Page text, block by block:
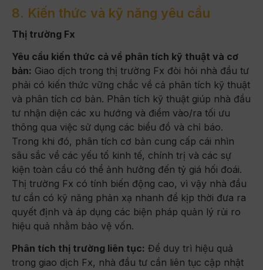
8. Kiến thức và kỹ năng yêu cầu
Thị trường Fx
Yêu cầu kiến thức cả về phân tích kỹ thuật và cơ
bản: Giao dịch trong thị trường Fx đòi hỏi nhà đầu tư
phải có kiến thức vững chắc về cả phân tích kỹ thuật
và phân tích cơ bản. Phân tích kỹ thuật giúp nhà đầu
tư nhận diện các xu hướng và điểm vào/ra tối ưu
thông qua việc sử dụng các biểu đồ và chỉ báo.
Trong khi đó, phân tích cơ bản cung cấp cái nhìn
sâu sắc về các yếu tố kinh tế, chính trị và các sự
kiện toàn cầu có thể ảnh hưởng đến tỷ giá hối đoái.
Thị trường Fx có tính biến động cao, vì vậy nhà đầu
tư cần có kỹ năng phản xạ nhanh để kịp thời đưa ra
quyết định và áp dụng các biện pháp quản lý rủi ro
hiệu quả nhằm bảo vệ vốn.
Phân tích thị trường liên tục: Để duy trì hiệu quả
trong giao dịch Fx, nhà đầu tư cần liên tục cập nhật